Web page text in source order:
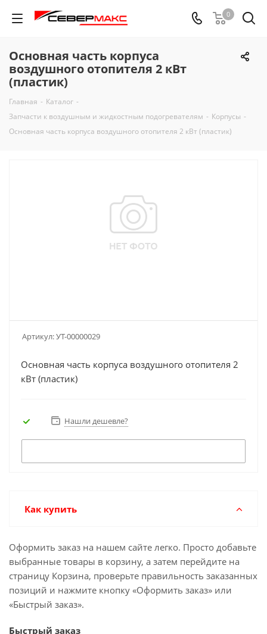
0
Основная часть корпуса
воздушного отопителя 2 кВт
(пластик)
Главная - Каталог -
Запчасти к воздушным и жидкостным подогревателям - Корпусы -
Основная часть корпуса воздушного отопителя 2 кВт (пластик)
Артикул:УТ-00000029
Основная часть корпуса воздушного отопителя 2
кВт (пластик)
Нашли дешевле?
Как купить
Оформить заказ на нашем сайте легко. Просто добавьте
выбранные товары в корзину, а затем перейдите на
страницу Корзина, проверьте правильность заказанных
позиций и нажмите кнопку «Оформить заказ» или
«Быстрый заказ».
Быстрый заказ